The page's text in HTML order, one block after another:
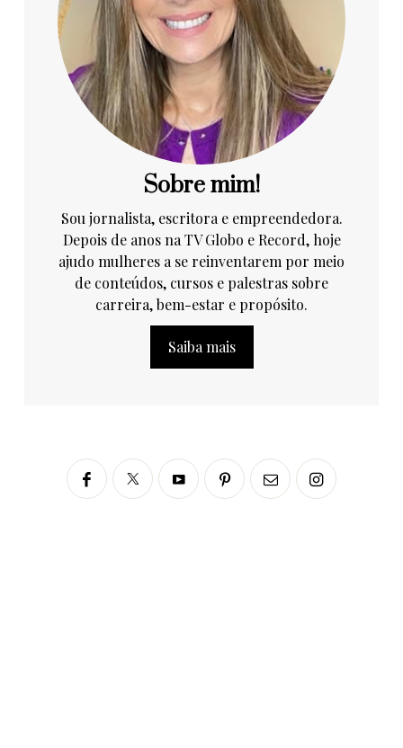
Sobre mim!
Sou jornalista, escritora e empreendedora.
Depois de anos na TV Globo e Record, hoje
ajudo mulheres a se reinventarem por meio
de conteúdos, cursos e palestras sobre
carreira, bem-estar e propósito.
Saiba mais